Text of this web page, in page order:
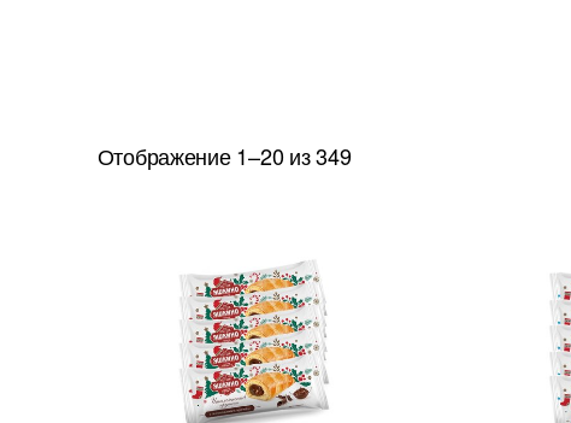
Отображение 1–20 из 349